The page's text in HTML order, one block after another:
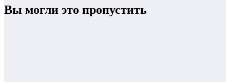
Вы могли это пропустить